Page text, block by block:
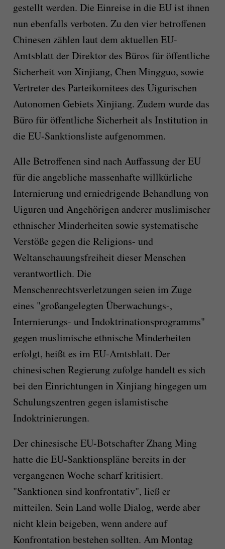
gestellt werden. Die Einreise in die EU ist ihnen
nun ebenfalls verboten. Zu den vier betroffenen
Chinesen zählen laut dem aktuellen EU-
Amtsblatt der Direktor des Büros für öffentliche
Sicherheit von Xinjiang, Chen Mingguo, sowie
Vertreter des Parteikomitees des Uigurischen
Autonomen Gebiets Xinjiang. Zudem wurde das
Büro für öffentliche Sicherheit als Institution in
die EU-Sanktionsliste aufgenommen.
Alle Betroffenen sind nach Auffassung der EU
für die angebliche massenhafte willkürliche
Internierung und erniedrigende Behandlung von
Uiguren und Angehörigen anderer muslimischer
ethnischer Minderheiten sowie systematische
Verstöße gegen die Religions- und
Weltanschauungsfreiheit dieser Menschen
verantwortlich. Die
Menschenrechtsverletzungen seien im Zuge
eines "großangelegten Überwachungs-,
Internierungs- und Indoktrinationsprogramms"
gegen muslimische ethnische Minderheiten
erfolgt, heißt es im EU-Amtsblatt. Der
chinesischen Regierung zufolge handelt es sich
bei den Einrichtungen in Xinjiang hingegen um
Schulungszentren gegen islamistische
Indoktrinierungen.
Der chinesische EU-Botschafter Zhang Ming
hatte die EU-Sanktionspläne bereits in der
vergangenen Woche scharf kritisiert.
"Sanktionen sind konfrontativ", ließ er
mitteilen. Sein Land wolle Dialog, werde aber
nicht klein beigeben, wenn andere auf
Konfrontation bestehen sollten. Am Montag